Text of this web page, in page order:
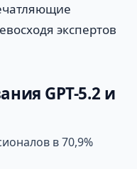
экспертов
GPT-5.2 и
в 70,9%